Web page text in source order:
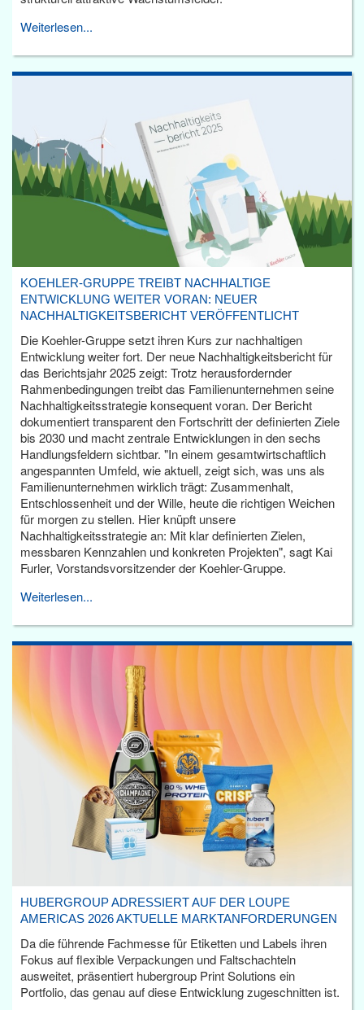
Weiterlesen...
KOEHLER-GRUPPE TREIBT NACHHALTIGE
ENTWICKLUNG WEITER VORAN: NEUER
NACHHALTIGKEITSBERICHT VERÖFFENTLICHT
Die Koehler-Gruppe setzt ihren Kurs zur nachhaltigen
Entwicklung weiter fort. Der neue Nachhaltigkeitsbericht für
das Berichtsjahr 2025 zeigt: Trotz herausfordernder
Rahmenbedingungen treibt das Familienunternehmen seine
Nachhaltigkeitsstrategie konsequent voran. Der Bericht
dokumentiert transparent den Fortschritt der definierten Ziele
bis 2030 und macht zentrale Entwicklungen in den sechs
Handlungsfeldern sichtbar. "In einem gesamtwirtschaftlich
angespannten Umfeld, wie aktuell, zeigt sich, was uns als
Familienunternehmen wirklich trägt: Zusammenhalt,
Entschlossenheit und der Wille, heute die richtigen Weichen
für morgen zu stellen. Hier knüpft unsere
Nachhaltigkeitsstrategie an: Mit klar definierten Zielen,
messbaren Kennzahlen und konkreten Projekten", sagt Kai
Furler, Vorstandsvorsitzender der Koehler-Gruppe.
Weiterlesen...
HUBERGROUP ADRESSIERT AUF DER LOUPE
AMERICAS 2026 AKTUELLE MARKTANFORDERUNGEN
Da die führende Fachmesse für Etiketten und Labels ihren
Fokus auf flexible Verpackungen und Faltschachteln
ausweitet, präsentiert hubergroup Print Solutions ein
Portfolio, das genau auf diese Entwicklung zugeschnitten ist.